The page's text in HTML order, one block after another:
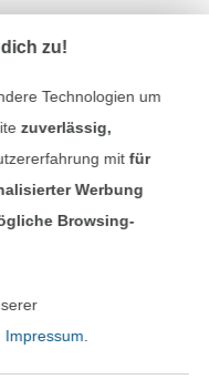
zu!
Technologien um
zuverlässig,
mitfür
Werbung
Browsing-
Impressum